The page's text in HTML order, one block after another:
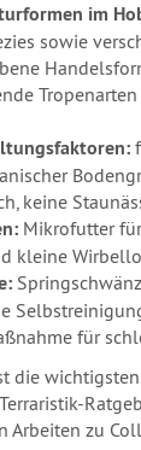
im
sowie
keine
Mikrofutter
kleine
für
die
Arbeiten zu